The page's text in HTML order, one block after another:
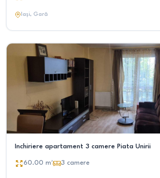
Iași, Gară
Inchiriere apartament 3 camere Piata Unirii
60.00 m² 3 camere